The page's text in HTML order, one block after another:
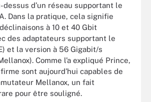
dessus d’un réseau supportant le
Dans la pratique, cela signifie
à 10 et 40 Gbit
des adaptateurs supportant le
et la version à 56 Gigabit/s
Comme l’a expliqué Prince,
sont aujourd’hui capables de
Mellanox, un fait
pour être souligné.